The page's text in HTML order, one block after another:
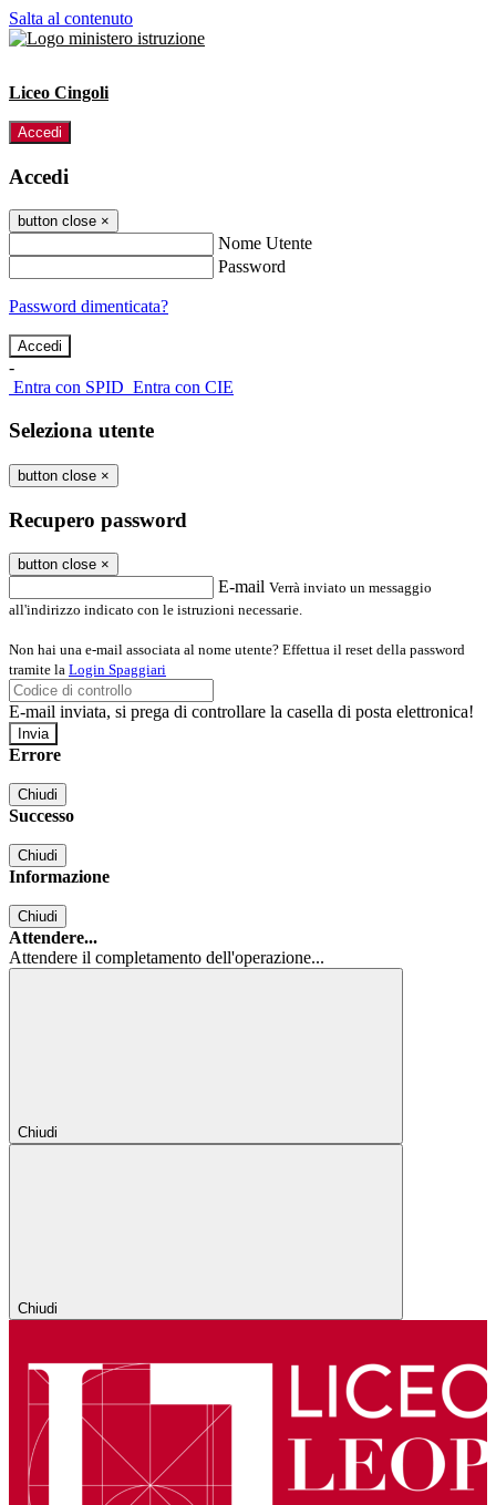
Salta al contenuto
Liceo Cingoli
Accedi
Accedi
button close ×
Nome Utente
Password
Password dimenticata?
-
Entra con SPID Entra con CIE
Seleziona utente
button close ×
Recupero password
button close ×
E-mail Verrà inviato un messaggio
all'indirizzo indicato con le istruzioni necessarie.
Non hai una e-mail associata al nome utente? Effettua il reset della password
tramite la Login Spaggiari
E-mail inviata, si prega di controllare la casella di posta elettronica!
Errore
Chiudi
Successo
Chiudi
Informazione
Chiudi
Attendere...
Attendere il completamento dell'operazione...
Chiudi
Chiudi